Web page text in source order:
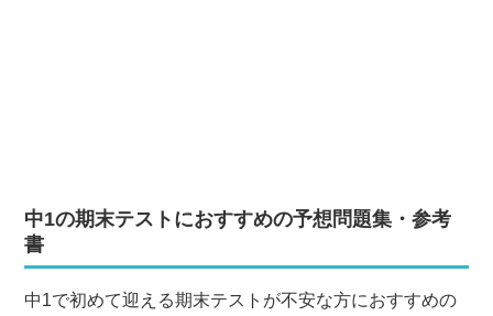
中1の期末テストにおすすめの予想問題集・参考
書
中1で初めて迎える期末テストが不安な方におすすめの